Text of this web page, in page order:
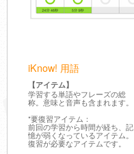
iKnow! 用語
【アイテム】
学習する単語やフレーズの総
称。意味と音声も含まれます。
*要復習アイテム：
前回の学習から時間が経ち、記
憶が弱くなっているアイテム。
復習が必要なアイテムです。